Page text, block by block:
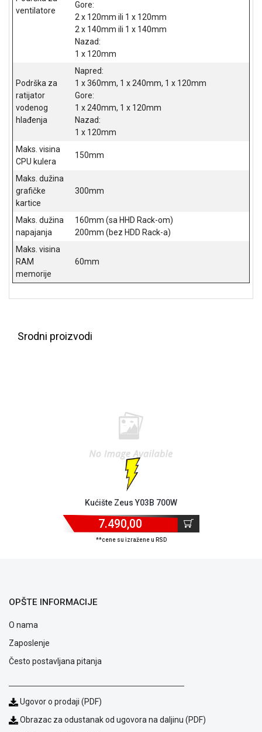
ALAT I
IGRAČKE
Način
Isporuka
Podrška
uslovi
Saobraznost
i
reklamacije
ventilatore
Gore:
2 x 120mm ili 1 x 120mm
2 x 140mm ili 1 x 140mm
Nazad:
1 x 120mm
Podrška za
ratijator
vodenog
hlađenja
Napred:
1 x 360mm, 1 x 240mm, 1 x 120mm
Gore:
1 x 240mm, 1 x 120mm
Nazad:
1 x 120mm
Maks. visina
CPU kulera
150mm
Maks. dužina
grafičke
kartice
300mm
Maks. dužina
napajanja
160mm (sa HHD Rack-om)
200mm (bez HDD Rack-a)
Maks. visina
RAM
memorije
60mm
Srodni proizvodi
Kućište Zeus Y03B 700W
7.490,00
**cene su izražene u RSD
OPŠTE INFORMACIJE
O nama
Zaposlenje
Često postavljana pitanja
Ugovor o prodaji (PDF)
Obrazac za odustanak od ugovora na daljinu (PDF)